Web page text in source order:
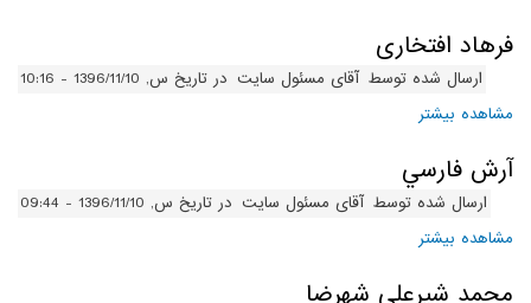
فرهاد افتخاری
ارسال شده توسط آقای مسئول سایت در تاریخ س, 1396/11/10 - 10:16
مشاهده بیشتر
آرش فارسي
ارسال شده توسط آقای مسئول سایت در تاریخ س, 1396/11/10 - 09:44
مشاهده بیشتر
محمد شيرعلي شهرضا